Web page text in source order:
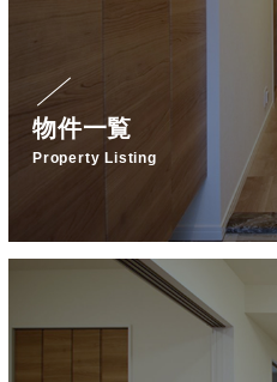
物件一覧
Property Listing